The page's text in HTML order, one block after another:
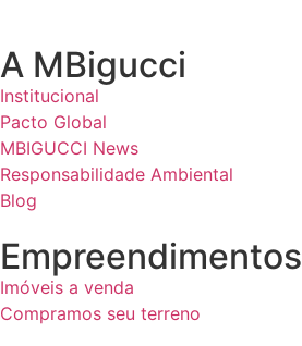
A MBigucci
Institucional
Pacto Global
MBIGUCCI News
Responsabilidade Ambiental
Blog
Empreendimentos
Imóveis a venda
Compramos seu terreno